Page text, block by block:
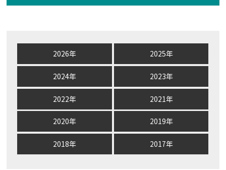
2026年 2025年
2024年 2023年
2022年 2021年
2020年 2019年
2018年 2017年